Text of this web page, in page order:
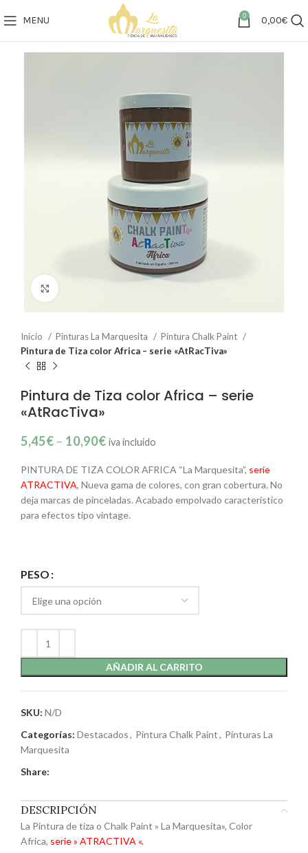
MENU 0 0,00€
Inicio Pinturas La Marquesita
Pintura Chalk Paint
Pintura de Tiza color Africa – serie «AtRacTiva»
Pintura de Tiza color Africa – serie
«AtRacTiva»
5,45€ – 10,90€ iva incluido
PINTURA DE TIZA COLOR AFRICA “La Marquesita”, serie
ATRACTIVA, Nueva gama de colores, con gran cobertura. No
deja marcas de pinceladas. Acabado empolvado característico
para efectos tipo vintage.
PESO
AÑADIR AL CARRITO
SKU: N/D
Categorías: Destacados, Pintura Chalk Paint, Pinturas La
Marquesita
Share:
DESCRIPCIÓN
La Pintura de tiza o Chalk Paint » La Marquesita», Color
Africa, serie » ATRACTIVA «.